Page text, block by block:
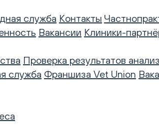
служба Контакты
Вакансии Клиники-
Проверка результатов
служба Франшиза Vet Union